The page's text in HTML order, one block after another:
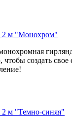
2 м "Монохром"
создать свое
2 м "Темно-синяя"